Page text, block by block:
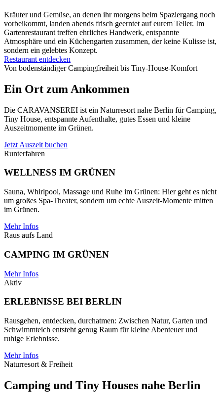
Kräuter und Gemüse, an denen ihr morgens beim Spaziergang noch
vorbeikommt, landen abends frisch geerntet auf eurem Teller. Im
Gartenrestaurant treffen ehrliches Handwerk, entspannte
Atmosphäre und ein Küchengarten zusammen, der keine Kulisse ist,
sondern ein gelebtes Konzept.
Restaurant entdecken
Von bodenständiger Campingfreiheit bis Tiny-House-Komfort
Ein Ort zum Ankommen
Die CARAVANSEREI ist ein Naturresort nahe Berlin für Camping,
Tiny House, entspannte Aufenthalte, gutes Essen und kleine
Auszeitmomente im Grünen.
Jetzt Auszeit buchen
Runterfahren
WELLNESS IM GRÜNEN
Sauna, Whirlpool, Massage und Ruhe im Grünen: Hier geht es nicht
um großes Spa-Theater, sondern um echte Auszeit-Momente mitten
im Grünen.
Mehr Infos
Raus aufs Land
CAMPING IM GRÜNEN
Mehr Infos
Aktiv
ERLEBNISSE BEI BERLIN
Rausgehen, entdecken, durchatmen: Zwischen Natur, Garten und
Schwimmteich entsteht genug Raum für kleine Abenteuer und
ruhige Erlebnisse.
Mehr Infos
Naturresort & Freiheit
Camping und Tiny Houses nahe Berlin